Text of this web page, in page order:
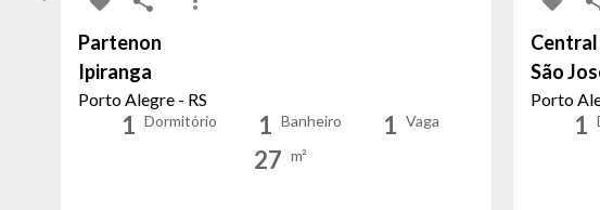
Partenon
Ipiranga
Porto Alegre - RS
1 Dormitório 1 Banheiro 1 Vaga
27 m²
São
Porto
1